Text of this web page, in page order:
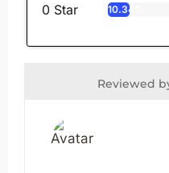
0 Star 10.34%
Reviewed